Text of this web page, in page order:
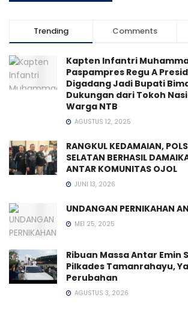
Trending Comments
Kapten Infantri
Paspampres Regu A
Digadang Jadi Bupati
Dukungan dari Tokoh
Warga NTB
AGUSTUS 12, 2025
RANGKUL KEDAMAIAN,
SELATAN BERHASIL
ANTAR KOMUNITAS OJOL
JUNI 13, 2026
UNDANGAN PERNIKAHAN
MEI 25, 2025
Ribuan Massa Antar Emin
Pilkades Tamanrahayu,
Perubahan
AGUSTUS 3, 2026